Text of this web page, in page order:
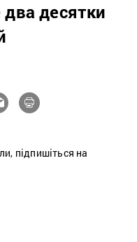
десятки
підпишіться на